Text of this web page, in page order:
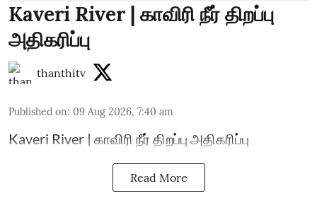
Kaveri River | காவிரி நீர் திறப்பு
அதிகரிப்பு
thanthitv
Published on: 09 Aug 2026, 7:40 am
Kaveri River | காவிரி நீர் திறப்பு அதிகரிப்பு
Read More